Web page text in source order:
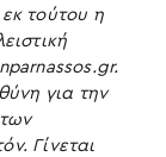
τούτου η
για την
Γίνεται